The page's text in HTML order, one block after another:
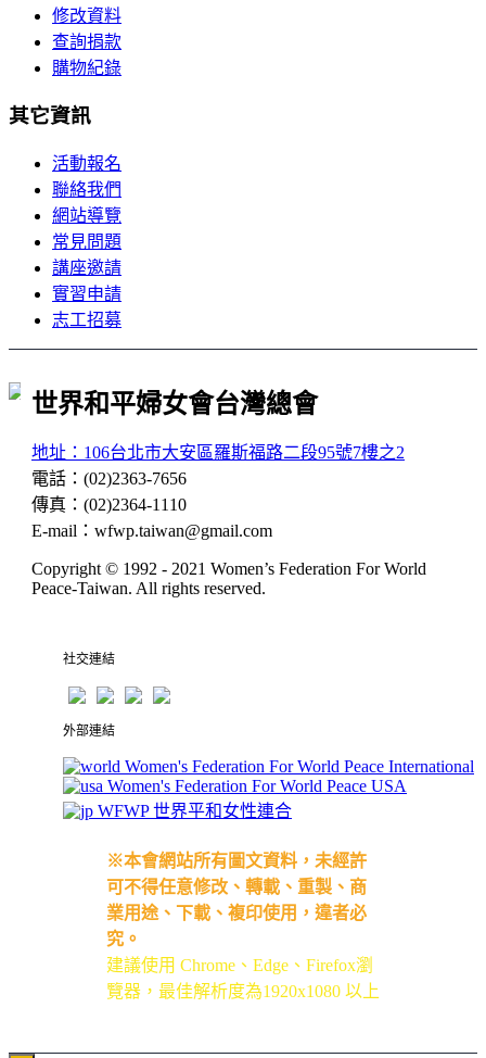
修改資料
查詢捐款
購物紀錄
其它資訊
活動報名
聯絡我們
網站導覽
常見問題
講座邀請
實習申請
志工招募
世界和平婦女會台灣總會
地址：106台北市大安區羅斯福路二段95號7樓之2
電話： (02)2363-7656
傳真： (02)2364-1110
E-mail ： wfwp.taiwan@gmail.com
Copyright © 1992 - 2021 Women’s Federation For World
Peace-Taiwan. All rights reserved.
社交連結
外部連結
Women's Federation For World Peace International
Women's Federation For World Peace USA
WFWP 世界平和女性連合
※本會網站所有圖文資料，未經許
可不得任意修改、轉載、重製、商
業用途、下載、複印使用，違者必
究。
建議使用 Chrome、Edge、Firefox瀏
覽器，最佳解析度為1920x1080 以上